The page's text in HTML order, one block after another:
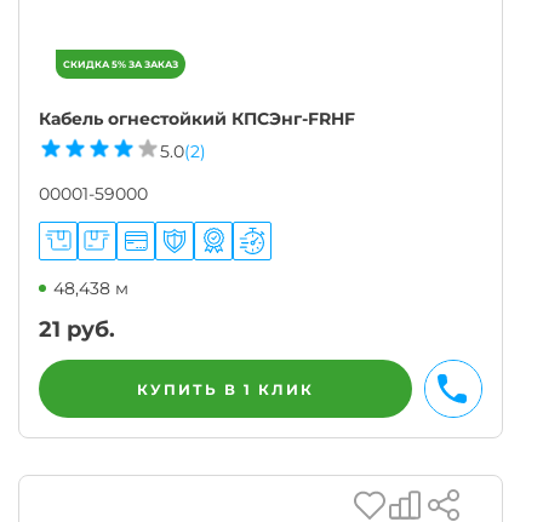
Кабель огнестойкий КПСЭнг-FRHF
5.0(2)
00001-59000
48,438 м
21 руб.
КУПИТЬ В 1 КЛИК